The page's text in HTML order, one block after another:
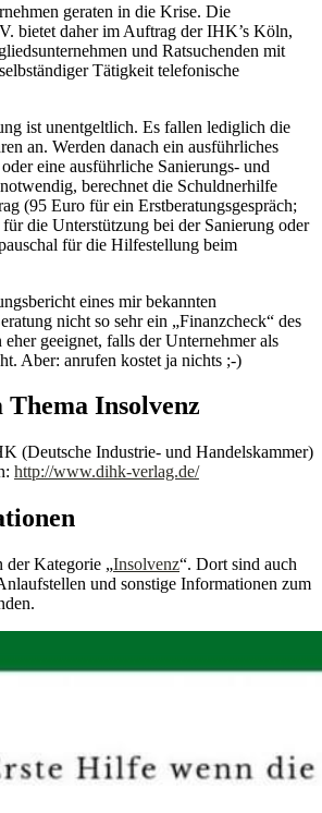
geraten in die Krise. Die
bietet daher im Auftrag der IHK’s Köln,
und Ratsuchenden mit
Tätigkeit telefonische
ist unentgeltlich. Es fallen lediglich die
an. Werden danach ein ausführliches
eine ausführliche Sanierungs- und
berechnet die Schuldnerhilfe
(95 Euro für ein Erstberatungsgespräch;
die Unterstützung bei der Sanierung oder
für die Hilfestellung beim
eines mir bekannten
nicht so sehr ein „Finanzcheck“ des
eher geeignet, falls der Unternehmer als
Aber: anrufen kostet ja nichts ;-)
Insolvenz
(Deutsche Industrie- und Handelskammer)
http://www.dihk-verlag.de/
Kategorie „Insolvenz“. Dort sind auch
und sonstige Informationen zum